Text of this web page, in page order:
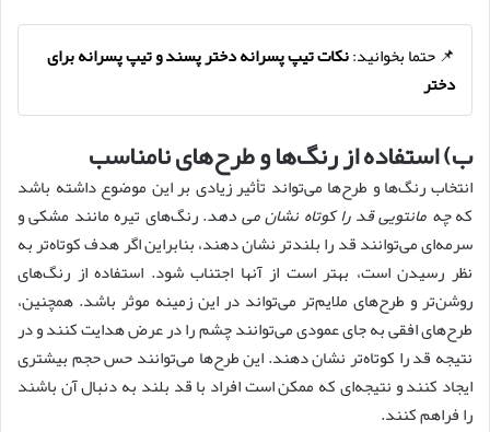
📌 حتما بخوانید:نکات تیپ پسرانه دختر پسند و تیپ پسرانه برای
دختر
ب) استفاده از رنگ‌ها و طرح‌های نامناسب
انتخاب رنگ‌ها و طرح‌ها می‌تواند تأثیر زیادی بر این موضوع داشته باشد
کهچه مانتویی قد را کوتاه نشان می دهد. رنگ‌های تیره مانند مشکی و
سرمه‌ای می‌توانند قد را بلندتر نشان دهند، بنابراین اگر هدف کوتاه‌تر به
نظر رسیدن است، بهتر است از آنها اجتناب شود. استفاده از رنگ‌های
روشن‌تر و طرح‌های ملایم‌تر می‌تواند در این زمینه موثر باشد. همچنین،
طرح‌های افقی به جای عمودی می‌توانند چشم را در عرض هدایت کنند و در
نتیجه قد را کوتاه‌تر نشان دهند. این طرح‌ها می‌توانند حس حجم بیشتری
ایجاد کنند و نتیجه‌ای که ممکن است افراد با قد بلند به دنبال آن باشند
را فراهم کنند.